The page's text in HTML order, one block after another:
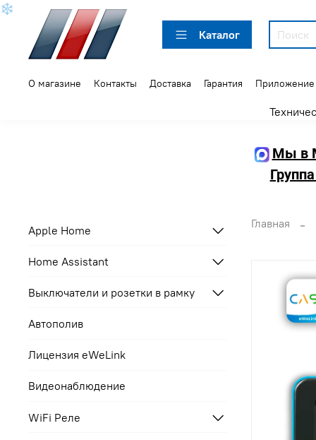
❄
Каталог
О магазине Контакты Доставка Гарантия Приложение
Мы в
Главная
Apple Home
Home Assistant
Выключатели и розетки в рамку
Автополив
Лицензия eWeLink
Видеонаблюдение
WiFi Реле